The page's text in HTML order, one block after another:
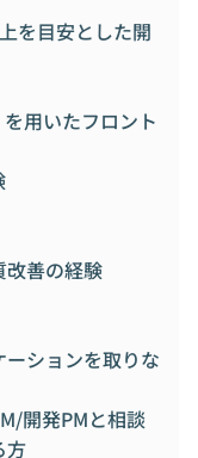
を目安とした開
用いたフロント
改善の経験
ションを取りな
開発PMと相談
方